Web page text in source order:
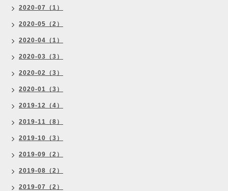
2020-07（1）
2020-05（2）
2020-04（1）
2020-03（3）
2020-02（3）
2020-01（3）
2019-12（4）
2019-11（8）
2019-10（3）
2019-09（2）
2019-08（2）
2019-07（2）